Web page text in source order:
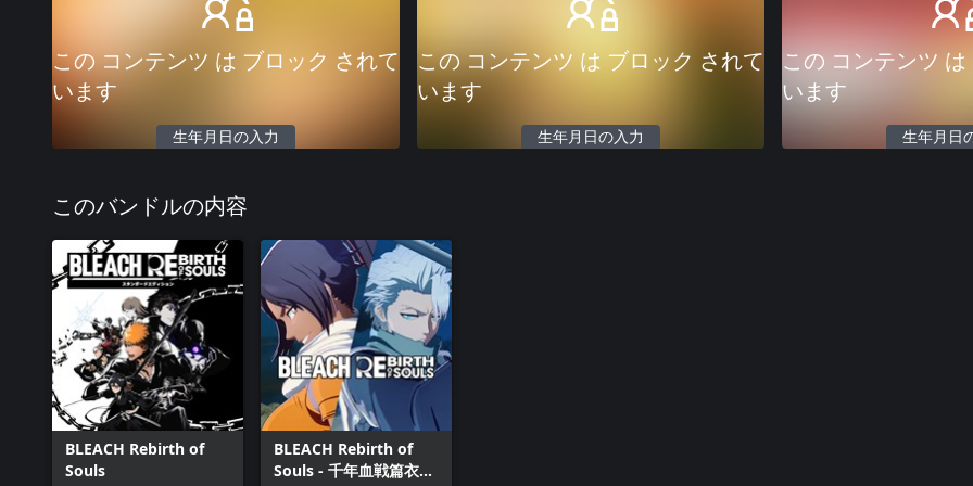
この コンテンツ は ブロック されて
います
生年月日の入力
この コンテンツ は ブロック されて
います
生年月日の入力
この コンテンツ
います
生年月日
このバンドルの内容
BLEACH Rebirth of
Souls
BLEACH Rebirth of
Souls - 千年血戦篇衣装